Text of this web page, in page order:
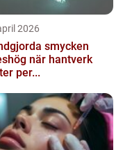
2026
smycken
hantverk
per...